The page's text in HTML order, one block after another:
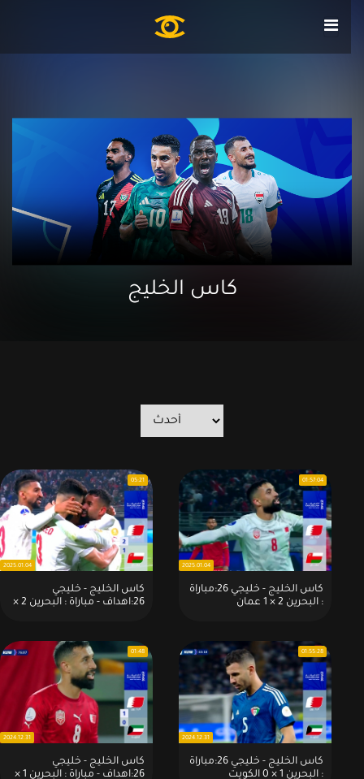
كاس الخليج
كاس الخليج - خليجي 26:مباراة
: البحرين 2 × 1 عمان
01:57:04
2025.01.04
كاس الخليج - خليجي
26:اهداف - مباراة : البحرين 2 ×
05:21
2025.01.04
كاس الخليج - خليجي 26:مباراة
: البحرين 1 × 0 الكويت
01:55:28
2024.12.31
كاس الخليج - خليجي
26:اهداف - مباراة : البحرين 1 ×
01:48
2024.12.31